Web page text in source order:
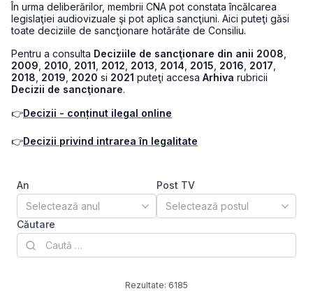
În urma deliberărilor, membrii CNA pot constata încălcarea
legislaţiei audiovizuale şi pot aplica sancţiuni. Aici puteţi găsi
toate deciziile de sancţionare hotărâte de Consiliu.
Pentru a consulta Deciziile de sancţionare din anii 2008
2009 2010 2011 2012 2013 2014 2015 2016 2017
2018 2019 2020 si 2021 puteţi accesa Arhiva rubricii
Decizii de sancţionare.
👉Decizii - conținut ilegal online
👉Decizii privind intrarea în legalitate
An Post TV
Căutare
Rezultate: 6185